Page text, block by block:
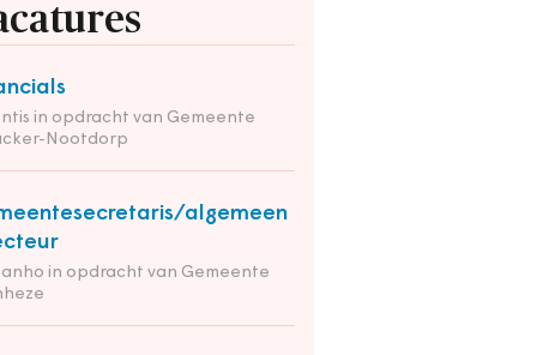
in opdracht van Gemeente
Nootdorp
algemeen
in opdracht van Gemeente